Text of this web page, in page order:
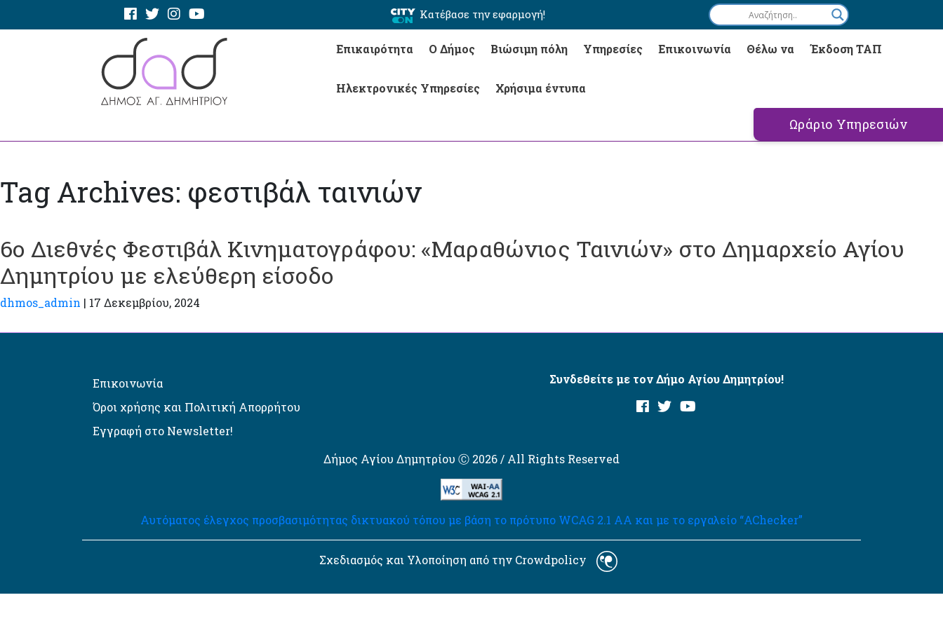
Κατέβασε την εφαρμογή!
Επικαιρότητα Ο Δήμος Βιώσιμη πόλη Υπηρεσίες Επικοινωνία Θέλω να Έκδοση ΤΑΠ
Ηλεκτρονικές Υπηρεσίες Χρήσιμα έντυπα
Ωράριο Υπηρεσιών
Tag Archives: φεστιβάλ ταινιών
6ο Διεθνές Φεστιβάλ Κινηματογράφου: «Μαραθώνιος Ταινιών» στο Δημαρχείο Αγίου
Δημητρίου με ελεύθερη είσοδο
dhmos_admin | 17 Δεκεμβρίου, 2024
Επικοινωνία
Όροι χρήσης και Πολιτική Απορρήτου
Εγγραφή στο Newsletter!
Συνδεθείτε με τον Δήμο Αγίου Δημητρίου!
Δήμος Αγίου Δημητρίου Ⓒ 2026 / All Rights Reserved
Αυτόματος έλεγχος προσβασιμότητας δικτυακού τόπου με βάση το πρότυπο WCAG 2.1 AA και με το εργαλείο “AChecker”
Σχεδιασμός και Υλοποίηση από την Crowdpolicy